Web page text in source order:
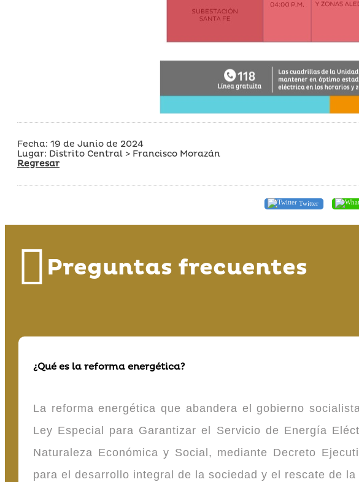
Fecha: 19 de Junio de 2024
Lugar: Distrito Central > Francisco Morazán
Regresar
Twitter
Preguntas frecuentes
¿Qué es la reforma energética?
La reforma energética que abandera el gobierno
Ley Especial para Garantizar el Servicio de Energía
Naturaleza Económica y Social, mediante Decreto
para el desarrollo integral de la sociedad y el rescate de la